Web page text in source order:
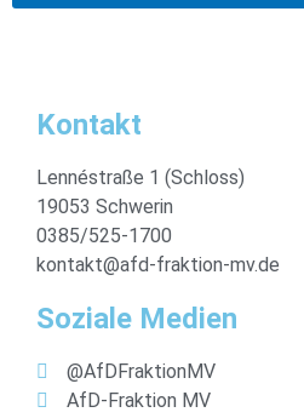
Kontakt
Lennéstraße 1 (Schloss)
19053 Schwerin
0385/525-1700
kontakt@afd-fraktion-mv.de
Soziale Medien
@AfDFraktionMV
AfD-Fraktion MV